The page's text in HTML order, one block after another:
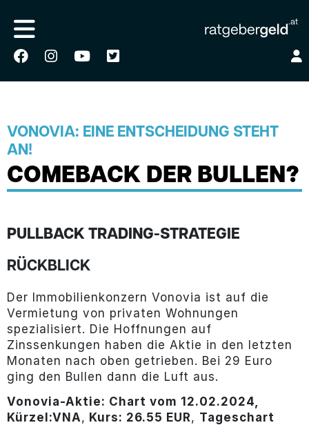
VONOVIA: EINE ENTSCHEIDUNG STEHT
AN!
COMEBACK DER BULLEN?
PULLBACK TRADING-STRATEGIE
RÜCKBLICK
Der Immobilienkonzern Vonovia ist auf die
Vermietung von privaten Wohnungen
spezialisiert. Die Hoffnungen auf
Zinssenkungen haben die Aktie in den letzten
Monaten nach oben getrieben. Bei 29 Euro
ging den Bullen dann die Luft aus.
Vonovia-Aktie: Chart vom 12.02.2024,
Kürzel:VNA, Kurs: 26.55 EUR, Tageschart